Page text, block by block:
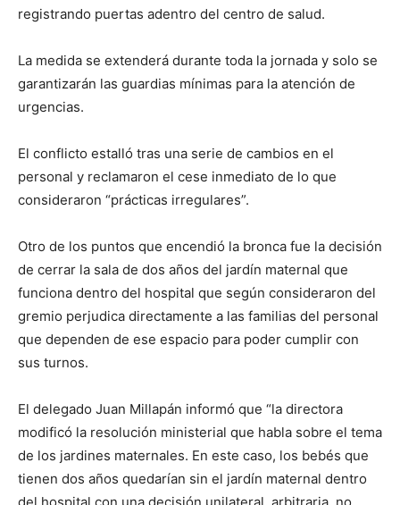
registrando puertas adentro del centro de salud.
La medida se extenderá durante toda la jornada y solo se
garantizarán las guardias mínimas para la atención de
urgencias.
El conflicto estalló tras una serie de cambios en el
personal y reclamaron el cese inmediato de lo que
consideraron “prácticas irregulares”.
Otro de los puntos que encendió la bronca fue la decisión
de cerrar la sala de dos años del jardín maternal que
funciona dentro del hospital que según consideraron del
gremio perjudica directamente a las familias del personal
que dependen de ese espacio para poder cumplir con
sus turnos.
El delegado Juan Millapán informó que “la directora
modificó la resolución ministerial que habla sobre el tema
de los jardines maternales. En este caso, los bebés que
tienen dos años quedarían sin el jardín maternal dentro